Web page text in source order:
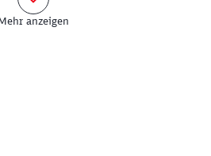
der Renaissance.
mit entsprechender
das Gebäude im 17.
erneut mehr Raum für die
Aufgaben
anzeigen